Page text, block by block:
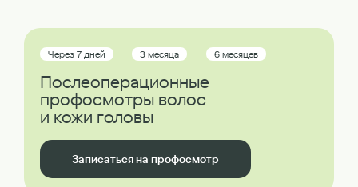
Через 7 дней 3 месяца 6 месяцев
Послеоперационные
профосмотры волос
и кожи головы
Записаться на профосмотр